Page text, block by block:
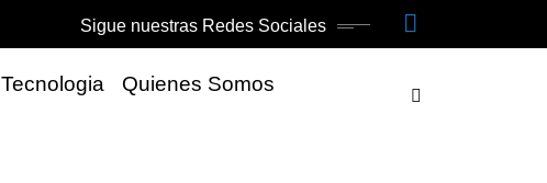
Sigue nuestras Redes Sociales
Tecnologia
Quienes Somos